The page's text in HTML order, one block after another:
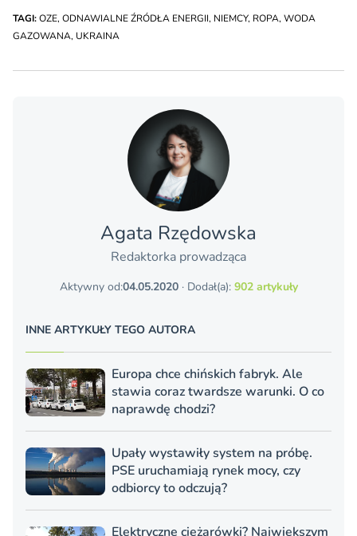
TAGI:OZE, ODNAWIALNE ŹRÓDŁA ENERGII, NIEMCY, ROPA, WODA
GAZOWANA, UKRAINA
Agata Rzędowska
Redaktorka prowadząca
Aktywny od:04.05.2020· Dodał(a): 902 artykuły
INNE ARTYKUŁY TEGO AUTORA
Europa chce chińskich fabryk. Ale
stawia coraz twardsze warunki. O co
naprawdę chodzi?
Upały wystawiły system na próbę.
PSE uruchamiają rynek mocy, czy
odbiorcy to odczują?
Elektryczne ciężarówki? Największym